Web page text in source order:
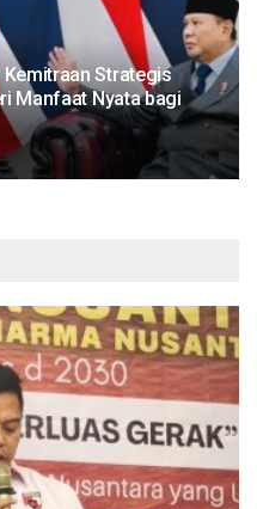
Strategis
Manfaat Nyata bagi